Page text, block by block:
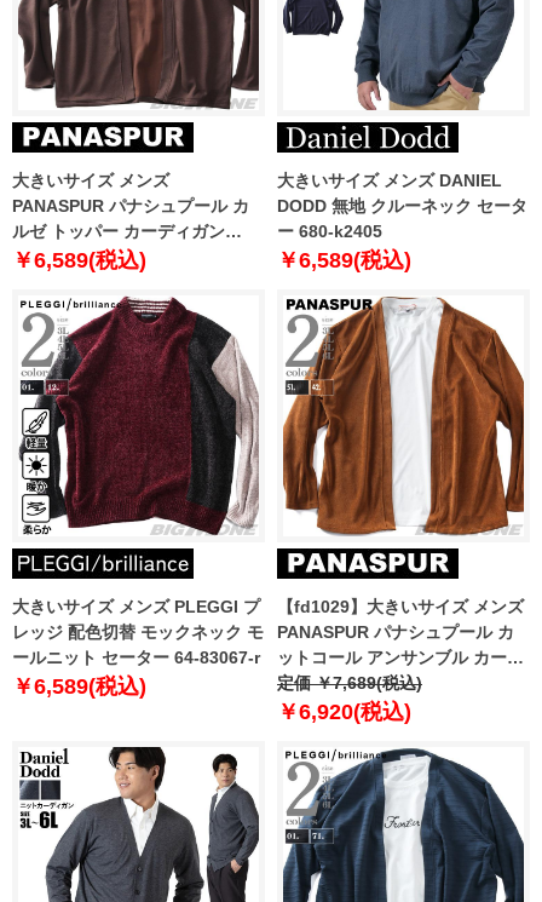
大きいサイズ メンズ
PANASPUR パナシュプール カ
ルゼ トッパー カーディガン
4401-726z
￥6,589(税込)
大きいサイズ メンズ DANIEL
DODD 無地 クルーネック セータ
ー 680-k2405
￥6,589(税込)
大きいサイズ メンズ PLEGGI プ
レッジ 配色切替 モックネック モ
ールニット セーター 64-83067-r
￥6,589(税込)
【fd1029】大きいサイズ メンズ
PANASPUR パナシュプール カ
ットコール アンサンブル カーデ
ィガン 5401-602z
定価 ￥7,689(税込)
￥6,920(税込)